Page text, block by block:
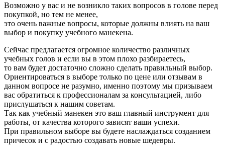
Возможно у вас и не возникло таких вопросов в голове перед
покупкой, но тем не менее,
это очень важные вопросы, которые должны влиять на ваш
выбор и покупку учебного манекена.
Сейчас предлагается огромное количество различных
учебных голов и если вы в этом плохо разбираетесь,
то вам будет достаточно сложно сделать правильный выбор.
Ориентироваться в выборе только по цене или отзывам в
данном вопросе не разумно, именно поэтому мы призываем
вас обратиться к профессионалам за консультацией, либо
прислушаться к нашим советам.
Так как учебный манекен это ваш главный инструмент для
работы, от качества которого зависят ваши успехи.
При правильном выборе вы будете наслаждаться созданием
причесок и с радостью создавать новые шедевры.